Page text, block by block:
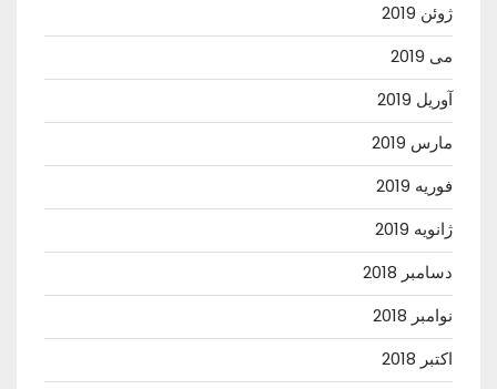
ژوئن 2019
می 2019
آوریل 2019
مارس 2019
فوریه 2019
ژانویه 2019
دسامبر 2018
نوامبر 2018
اکتبر 2018